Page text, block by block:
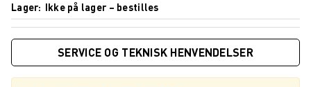
Lager
Ikke på lager – bestilles
SERVICE OG TEKNISK HENVENDELSER